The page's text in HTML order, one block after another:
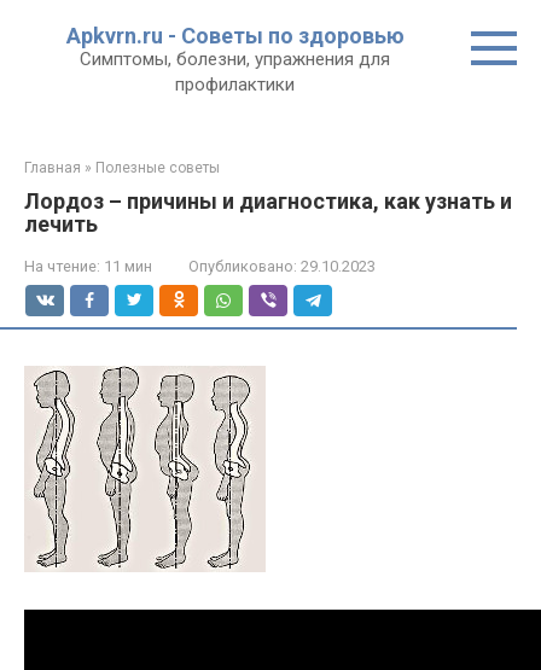
Apkvrn.ru - Советы по здоровью
Симптомы, болезни, упражнения для
профилактики
Главная » Полезные советы
Лордоз – причины и диагностика, как узнать и
лечить
На чтение: 11 мин Опубликовано: 29.10.2023